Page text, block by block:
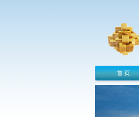
首 页